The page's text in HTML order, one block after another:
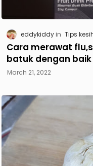
eddykiddy Tips
Cara merawat
batuk dengan baik
March 21, 2022